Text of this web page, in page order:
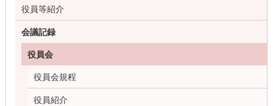
役員等紹介
会議記録
役員会
役員会規程
役員紹介